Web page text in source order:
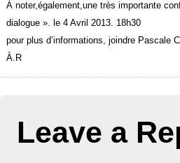
À noter,également,une très importante
dialogue ». le 4 Avril 2013. 18h30
pour plus d’informations, joindre Pascale
À.R
Leave a